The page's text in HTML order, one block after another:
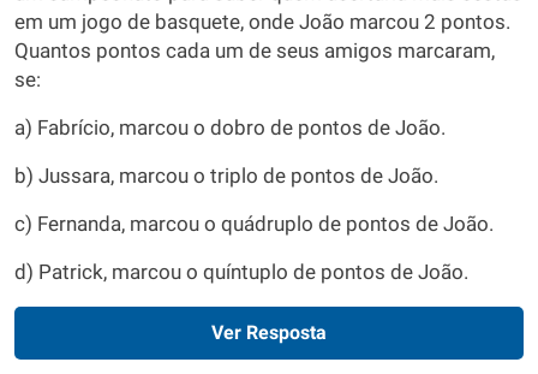
em um jogo de basquete, onde João marcou 2 pontos.
Quantos pontos cada um de seus amigos marcaram,
se:
a) Fabrício, marcou o dobro de pontos de João.
b) Jussara, marcou o triplo de pontos de João.
c) Fernanda, marcou o quádruplo de pontos de João.
d) Patrick, marcou o quíntuplo de pontos de João.
Ver Resposta